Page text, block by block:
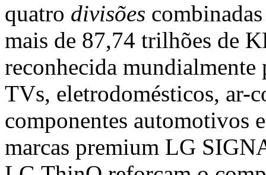
quatro divisões
mais de 87,74 trilhões de
reconhecida mundialmente
TVs, eletrodomésticos, ar-
componentes automotivos
marcas premium LG